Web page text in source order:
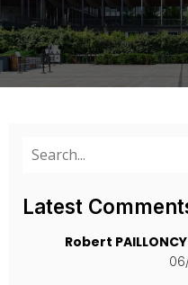
Latest
Robert PAILLONCY